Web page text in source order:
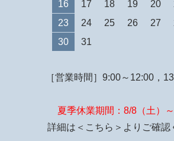
16
17 18 19 20
23
24 25 26 27
30
31
［営業時間］9:00～12:00，
夏季休業期間：8/8（土）
詳細は ＜こちら＞ よりご確認